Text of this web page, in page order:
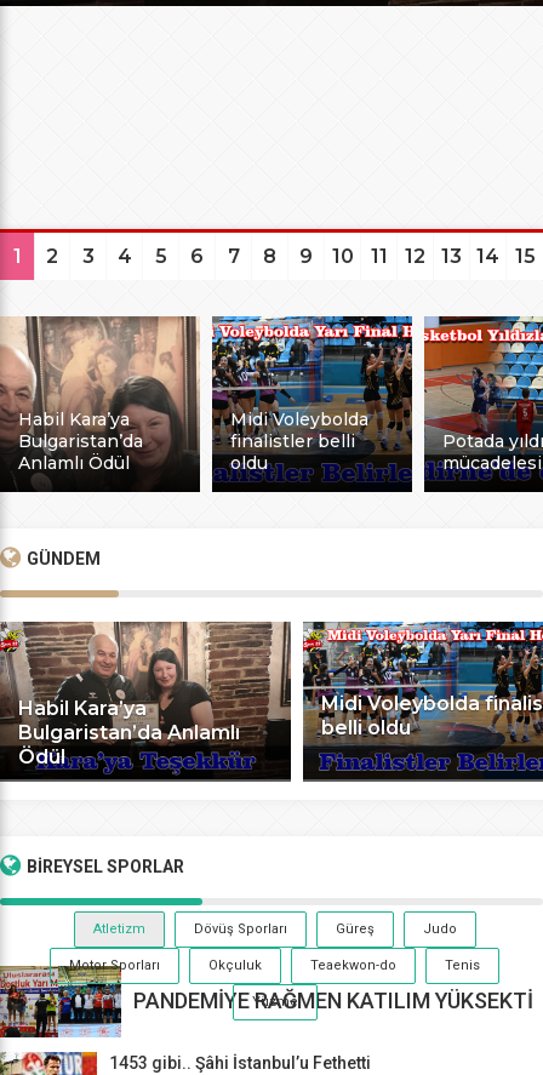
1 2 3 4 5 6 7 8 9 10 11 12 13 14 15
Habil Kara’ya
Bulgaristan’da
Anlamlı Ödül
Midi Voleybolda
finalistler belli
oldu
Potada
mücadelesi
GÜNDEM
Habil Kara’ya
Bulgaristan’da Anlamlı
Ödül
Midi Voleybolda
belli oldu
BİREYSELSPORLAR
Atletizm Dövüş Sporları Güreş Judo
Motor Sporları Okçuluk Teaekwon-do Tenis
Yüzme
PANDEMİYE RAĞMEN KATILIM YÜKSEKTİ
1453 gibi.. Şâhi İstanbul’u Fethetti